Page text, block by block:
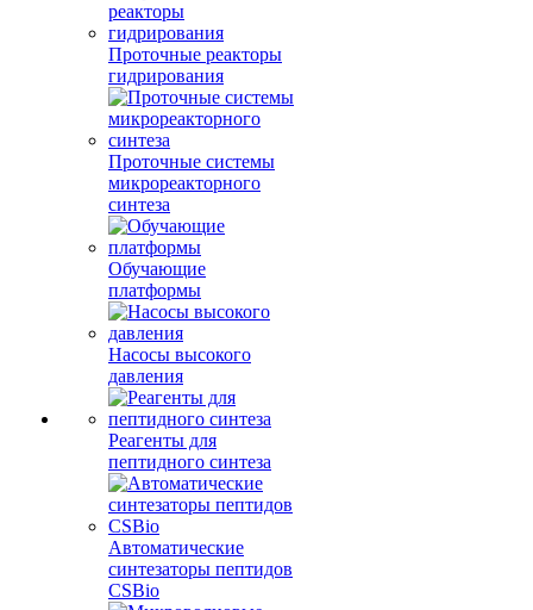
Проточные реакторы
гидрирования
Проточные системы
микрореакторного
синтеза
Обучающие
платформы
Насосы высокого
давления
Реагенты для
пептидного синтеза
Автоматические
синтезаторы пептидов
CSBio